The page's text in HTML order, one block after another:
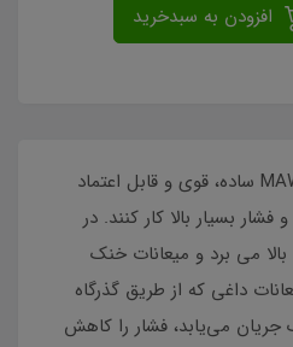
این تله بخار ترموستاتیک MAW ساده، قوی و قابل اعتماد
بسیار بالا کار کنند. در
می برد و میعانات خنک
داغی که از طریق گذرگاه
می‌یابد، فشار را کاهش